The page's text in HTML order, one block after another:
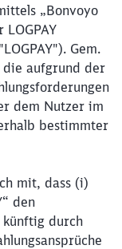
„Bonvoyo
Gem.
die aufgrund der
dem Nutzer im
bestimmter
mit, dass (i)
den
durch